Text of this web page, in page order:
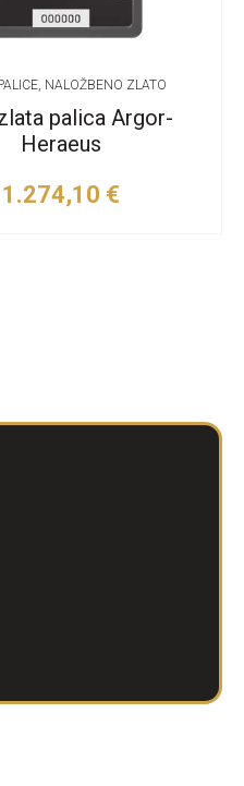
NALOŽBENO ZLATO
palica Argor-
Heraeus
1.274,10 €